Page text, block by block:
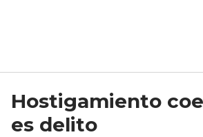
Hostigamiento
es delito